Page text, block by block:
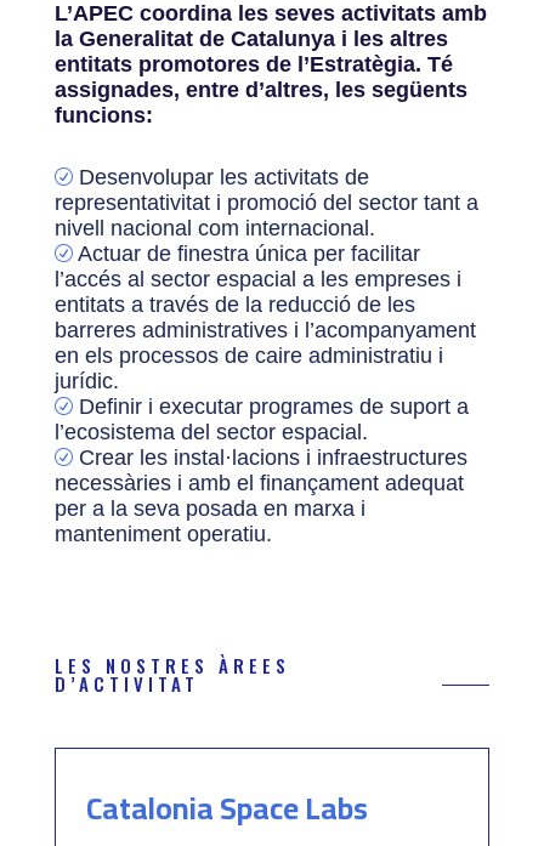
L’APEC coordina les seves activitats amb
la Generalitat de Catalunya i les altres
entitats promotores de l’Estratègia. Té
assignades, entre d’altres, les següents
funcions:
R Desenvolupar les activitats de
representativitat i promoció del sector tant a
nivell nacional com internacional.
RActuar de finestra única per facilitar
l’accés al sector espacial a les empreses i
entitats a través de la reducció de les
barreres administratives i l’acompanyament
en els processos de caire administratiu i
jurídic.
RDefinir i executar programes de suport a
l’ecosistema del sector espacial.
RCrear les instal·lacions i infraestructures
necessàries i amb el finançament adequat
per a la seva posada en marxa i
manteniment operatiu.
LES NOSTRES ÀREES
D’ACTIVITAT
Catalonia Space Labs